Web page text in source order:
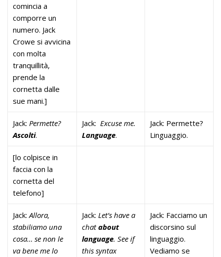
comincia a
comporre un
numero. Jack
Crowe si avvicina
con molta
tranquillità,
prende la
cornetta dalle
sue mani.]
Jack: Permette?
Ascolti.
Jack: Excuse me.
Language.
Jack: Permette?
Linguaggio.
[lo colpisce in
faccia con la
cornetta del
telefono]
Jack:Allora,
stabiliamo una
cosa… se non le
va bene me lo
Jack: Let’s have a
chatabout
language. See if
this syntax
Jack: Facciamo un
discorsino sul
linguaggio.
Vediamo se